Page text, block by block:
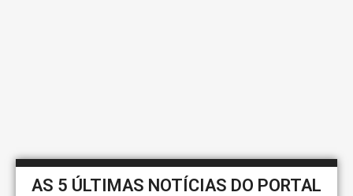
AS 5 ÚLTIMAS NOTÍCIAS DO PORTAL